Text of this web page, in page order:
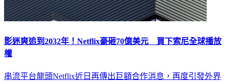
影迷爽追到2032年！Netflix豪砸70億美元 買下索尼全球播放
權
串流平台龍頭Netflix近日再傳出巨額合作消息，再度引發外界